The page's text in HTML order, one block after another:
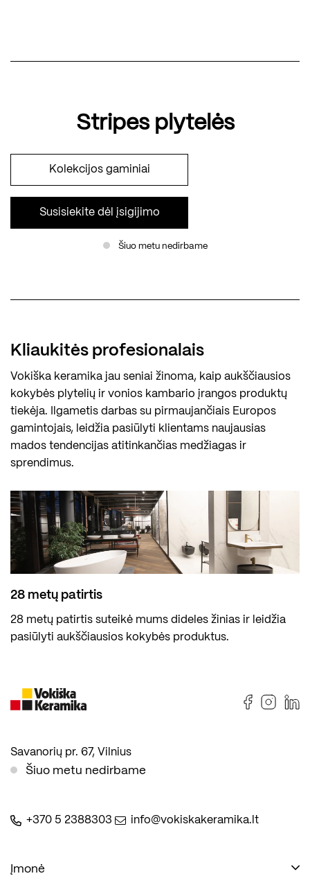
Stripes plytelės
Kolekcijos gaminiai
Susisiekite dėl įsigijimo
Šiuo metu nedirbame
Kliaukitės profesionalais
Vokiška keramika jau seniai žinoma, kaip aukščiausios
kokybės plytelių ir vonios kambario įrangos produktų
tiekėja. Ilgametis darbas su pirmaujančiais Europos
gamintojais, leidžia pasiūlyti klientams naujausias
mados tendencijas atitinkančias medžiagas ir
sprendimus.
28 metų patirtis
28 metų patirtis suteikė mums dideles žinias ir leidžia
pasiūlyti aukščiausios kokybės produktus.
Savanorių pr. 67, Vilnius
Šiuo metu nedirbame
+370 5 2388303 info@vokiskakeramika.lt
Įmonė